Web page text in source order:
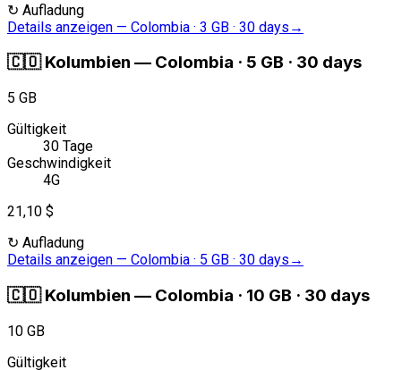
↻ Aufladung
Details anzeigen — Colombia · 3 GB · 30 days →
🇨🇴 Kolumbien — Colombia · 5 GB · 30 days
5 GB
Gültigkeit
30 Tage
Geschwindigkeit
4G
21,10 $
↻ Aufladung
Details anzeigen — Colombia · 5 GB · 30 days →
🇨🇴 Kolumbien — Colombia · 10 GB · 30 days
10 GB
Gültigkeit